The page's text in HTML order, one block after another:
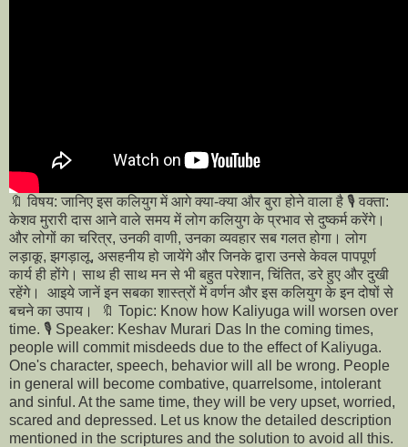
🔖 विषय: जानिए इस कलियुग में आगे क्या-क्या और बुरा होने वाला है 🎙️ वक्ता:
केशव मुरारी दास आने वाले समय में लोग कलियुग के प्रभाव से दुष्कर्म करेंगे।
और लोगों का चरित्र, उनकी वाणी, उनका व्यवहार सब गलत होगा। लोग
लड़ाकू, झगड़ालू, असहनीय हो जायेंगे और जिनके द्वारा उनसे केवल पापपूर्ण
कार्य ही होंगे। साथ ही साथ मन से भी बहुत परेशान, चिंतित, डरे हुए और दुखी
रहेंगे। आइये जानें इन सबका शास्त्रों में वर्णन और इस कलियुग के इन दोषों से
बचने का उपाय। 🔖 Topic: Know how Kaliyuga will worsen over
time. 🎙️ Speaker: Keshav Murari Das In the coming times,
people will commit misdeeds due to the effect of Kaliyuga.
One's character, speech, behavior will all be wrong. People
in general will become combative, quarrelsome, intolerant
and sinful. At the same time, they will be very upset, worried,
scared and depressed. Let us know the detailed description
mentioned in the scriptures and the solution to avoid all this.